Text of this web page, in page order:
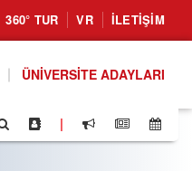
360° TUR VR İLETIŞIM
ÜNIVERSITE ADAYLARI
|